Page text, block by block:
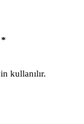
*
kullanılır.